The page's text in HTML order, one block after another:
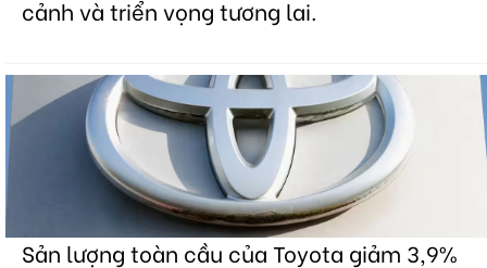
cảnh và triển vọng tương lai.
Sản lượng toàn cầu của Toyota giảm 3,9%